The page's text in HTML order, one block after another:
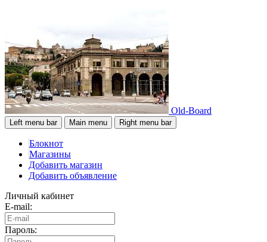
Old-Board
Left menu bar Main menu Right menu bar
Блокнот
Магазины
Добавить магазин
Добавить объявление
Личный кабинет
E-mail:
Пароль: